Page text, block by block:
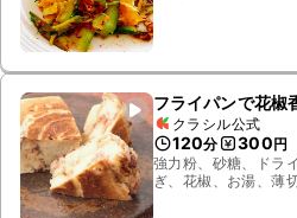
フライパンで花椒
クラシル公式
120分 300円
強力粉、砂糖、ドラ
ぎ、花椒、お湯、薄